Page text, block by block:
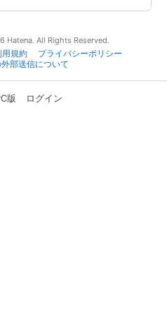
All Rights Reserved.
用規約
プライバシーポリシー
部送信について
版 ログイン